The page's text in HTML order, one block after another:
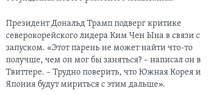
Президент Дональд Трамп подверг критике
северокорейского лидера Ким Чен Ына в связи с
запуском. «Этот парень не может найти что-то
получше, чем он мог бы заняться? – написал он в
Твиттере. – Трудно поверить, что Южная Корея и
Япония будут мириться с этим дальше».